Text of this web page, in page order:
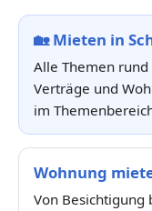
🏡Mieten in
Alle Themen
Verträge und
im
Wohnung
Von Besichtigung